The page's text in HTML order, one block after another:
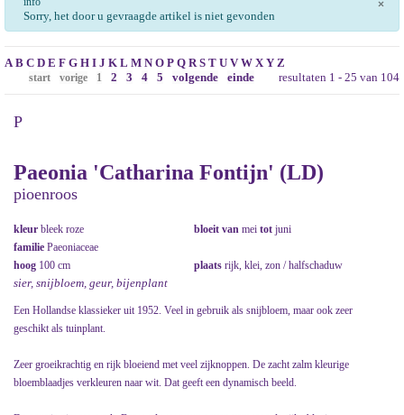
×
Sorry, het door u gevraagde artikel is niet gevonden
A B C D E F G H I J K L M N O P Q R S T U V W X Y Z
resultaten 1 - 25 van 104
start vorige 1 2 3 4 5 volgende einde
P
Paeonia 'Catharina Fontijn' (LD)
pioenroos
kleur bleek roze bloeit van mei tot juni
familie Paeoniaceae
hoog 100 cm plaats rijk, klei, zon / halfschaduw
sier, snijbloem, geur, bijenplant
Een Hollandse klassieker uit 1952. Veel in gebruik als snijbloem, maar ook zeer
geschikt als tuinplant.
Zeer groeikrachtig en rijk bloeiend met veel zijknoppen. De zacht zalm kleurige
bloemblaadjes verkleuren naar wit. Dat geeft een dynamisch beeld.